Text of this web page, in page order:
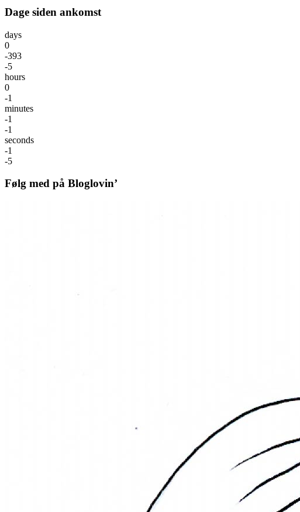
Dage siden ankomst
days
0
-393
-5
hours
0
-1
minutes
-1
-1
seconds
-1
-5
Følg med på Bloglovin’